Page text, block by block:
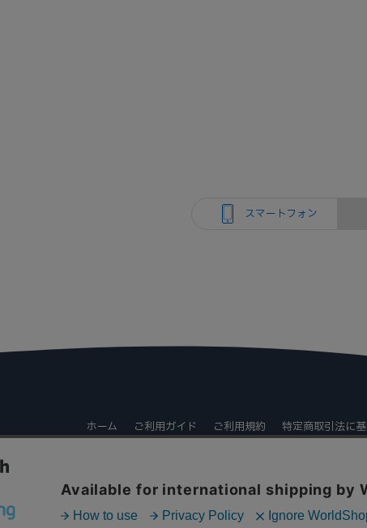
スマートフォン
ホーム ご利用ガイド ご利用規約 特定商取引法に
©すきま屋. All Rights